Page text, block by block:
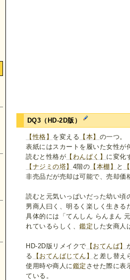
DQ3（HD-2D版）
【性格】 を変える 【本】 の一つ。
表紙にはスカートを履いた女性が
読むと性格が 【わんぱく】 に変化
【ナジミの塔】 4階の 【本棚】 と
非売品だが売却は可能で、売却価
読むと元気いっぱいだった幼い頃
男商人曰く、明るく楽しく生きる
具体的には「てんしん らんまん
れているらしく、鑑定 した女商人
HD-2D版リメイクで 【おてんば】
る
【おてんばじてん】
と差し替え
使用時や商人に 鑑定 させた際に表
ている。